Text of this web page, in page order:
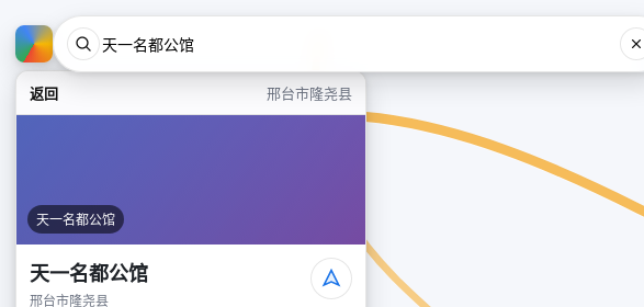
返回 邢台市隆尧县
天一名都公馆
天一名都公馆
邢台市隆尧县